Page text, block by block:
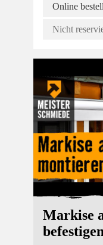
Online
Nicht
Markise
befestigen